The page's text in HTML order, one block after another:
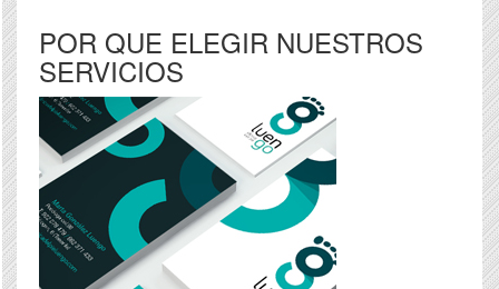
POR QUE ELEGIR NUESTROS
SERVICIOS